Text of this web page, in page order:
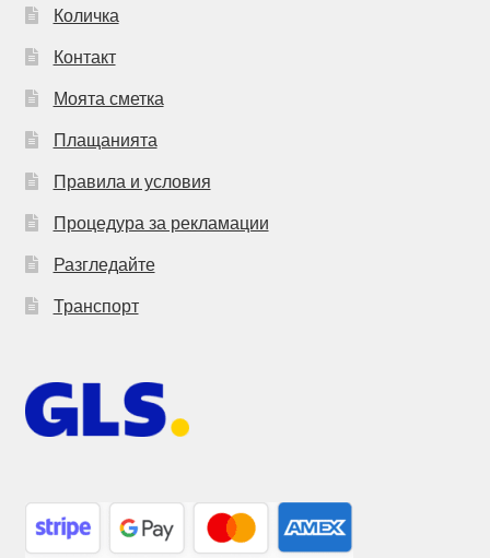
Количка
Контакт
Моята сметка
Плащанията
Правила и условия
Процедура за рекламации
Разгледайте
Транспорт